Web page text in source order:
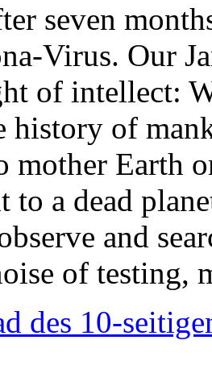
seven
Virus. Our
of intellect:
history of
mother Earth
to a dead
and
of testing,
des 10-